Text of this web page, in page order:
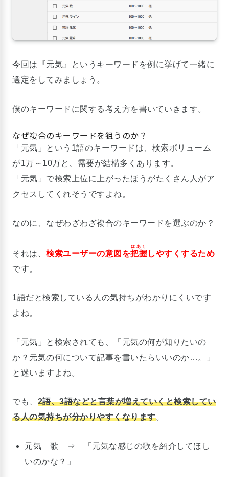
今回は『元気』というキーワードを例に挙げて一緒に
選定をしてみましょう。
僕のキーワードに関する考え方を書いていきます。
なぜ複合のキーワードを狙うのか？
「元気」という1語のキーワードは、検索ボリューム
が1万～10万と、需要が結構多くあります。
「元気」で検索上位に上がったほうがたくさん人がア
クセスしてくれそうですよね。
なのに、なぜわざわざ複合のキーワードを選ぶのか？
それは、 検索ユーザーの意図を把握
はあく
しやすくするため
です。
1語だと検索している人の気持ちがわかりにくいです
よね。
「元気」と検索されても、「元気の何が知りたいの
か？元気の何について記事を書いたらいいのか…。」
と迷いますよね。
でも、 2語、3語などと言葉が増えていくと検索してい
る人の気持ちが分かりやすくなります。
元気 歌 ⇒ 「元気な感じの歌を紹介してほし
いのかな？」